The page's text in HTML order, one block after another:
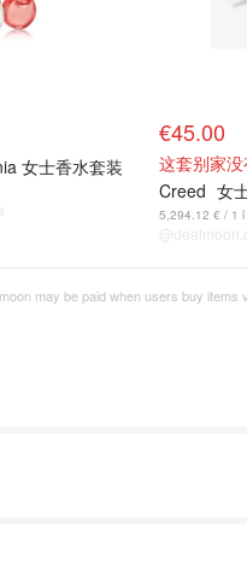
女士香水套装
€45.00
这套别家没
Creed 女
5,294.12 € / 1 l
may be paid when users buy items